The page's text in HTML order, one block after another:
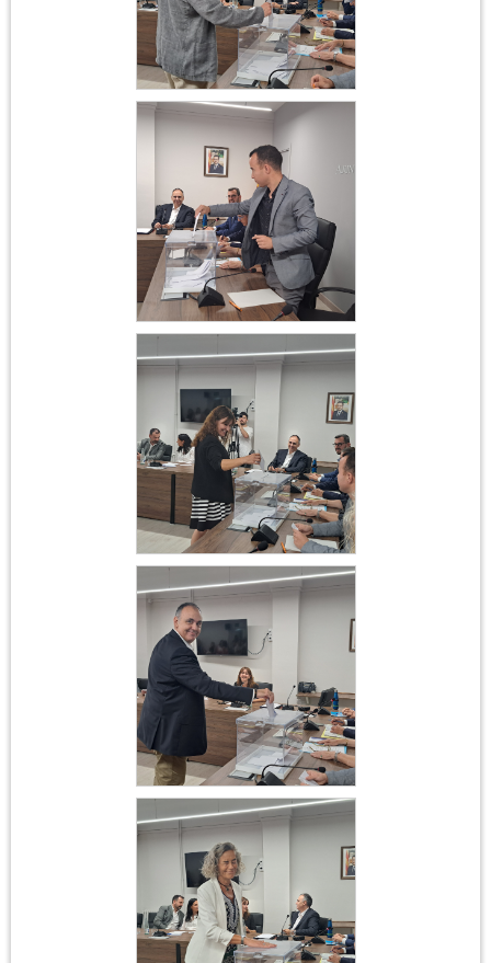
Constitució
Ajuntament 17 de juny
2023
Ajuntament 17 de juny
2023
Constitució
Ajuntament 17 de juny
2023
Constitució
Ajuntament 17 de juny
2023